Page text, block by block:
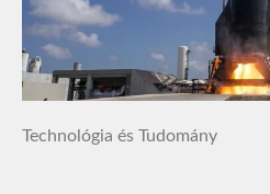
Technológia és Tudomány